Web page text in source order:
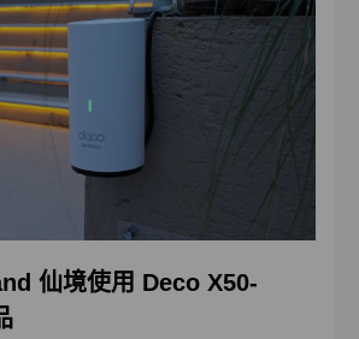
仙境使用 Deco X50-